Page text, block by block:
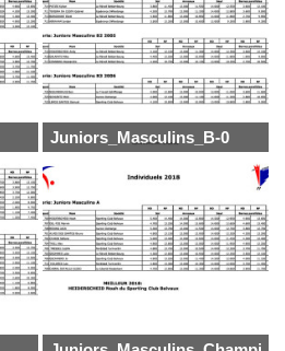
Juniors_Masculins_B-0